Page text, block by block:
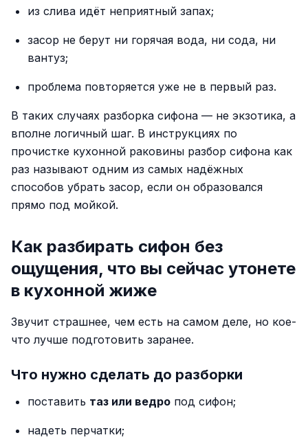
из слива идёт неприятный запах;
засор не берут ни горячая вода, ни сода, ни
вантуз;
проблема повторяется уже не в первый раз.
В таких случаях разборка сифона — не экзотика, а
вполне логичный шаг. В инструкциях по
прочистке кухонной раковины разбор сифона как
раз называют одним из самых надёжных
способов убрать засор, если он образовался
прямо под мойкой.
Как разбирать сифон без
ощущения, что вы сейчас утонете
в кухонной жиже
Звучит страшнее, чем есть на самом деле, но кое-
что лучше подготовить заранее.
Что нужно сделать до разборки
поставить таз или ведро под сифон;
надеть перчатки;